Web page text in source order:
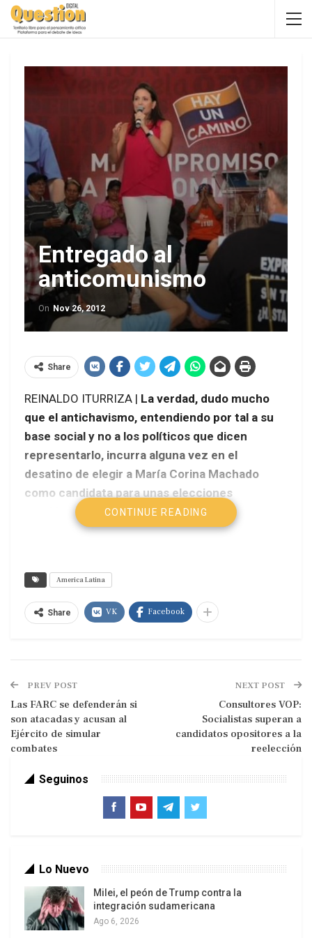
Entregado al
anticomunismo
On Nov 26, 2012
Share
REINALDO ITURRIZA | La verdad, dudo mucho
que el antichavismo, entendiendo por tal a su
base social y no a los políticos que dicen
representarlo, incurra alguna vez en el
desatino de elegir a María Corina Machado
como candidata para unas elecciones
presidenciales.
Es más, en justicia debo agregar que cualquiera
de mis amigos antichavistas consideraría un
Digamos que no es nada personal: simplemente
son muy pocos los que quieren aparecer
retratados al lado de una de las figuras políticas
Recordemos el resultado de las primarias
opositoras para elegir a su candidato presidencial
de 2012: de un total de 3 millones 40 mil 449
CONTINUE READING
America Latina
Share VK Facebook
PREV POST
Las FARC se defenderán si
son atacadas y acusan al
Ejército de simular
combates
NEXT POST
Consultores VOP:
Socialistas superan a
candidatos opositores a la
reelección
Seguinos
Lo Nuevo
Milei, el peón de Trump contra la
integración sudamericana
Ago 6, 2026